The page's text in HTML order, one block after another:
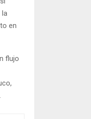
la
en
flujo